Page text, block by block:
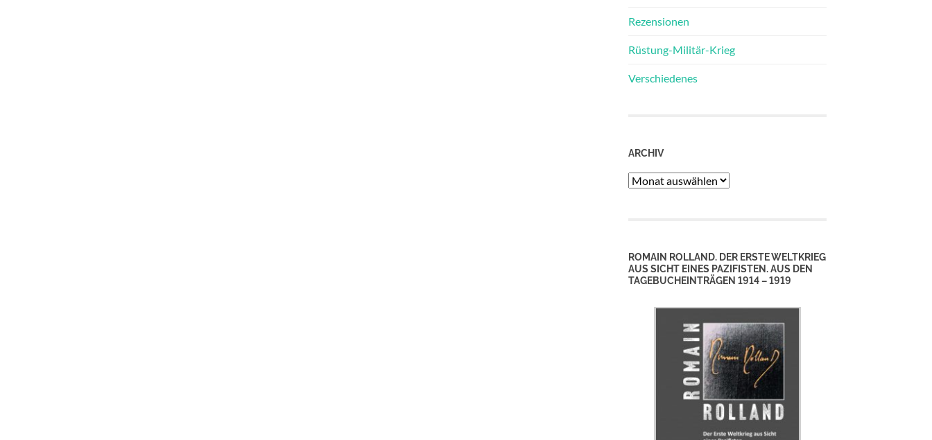
Rezensionen
Rüstung-Militär-Krieg
Verschiedenes
ARCHIV
Archiv
ROMAIN ROLLAND. DER ERSTE WELTKRIEG
AUS SICHT EINES PAZIFISTEN. AUS DEN
TAGEBUCHEINTRÄGEN 1914 – 1919